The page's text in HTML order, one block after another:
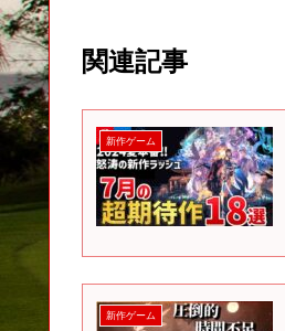
関連記事
新作ゲーム
新作ゲーム